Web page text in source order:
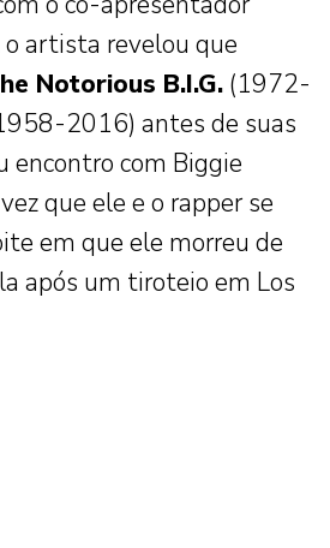
artista revelou que
Notorious B.I.G. (1972-
2016) antes de suas
encontro com Biggie
que ele e o rapper se
em que ele morreu de
após um tiroteio em Los